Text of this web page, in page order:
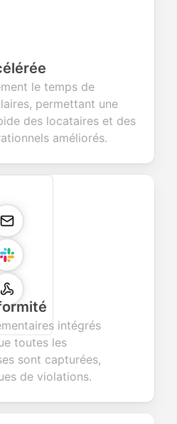
le temps de
permettant une
des locataires et des
améliorés.
intégrés
toutes les
sont capturées,
de violations.